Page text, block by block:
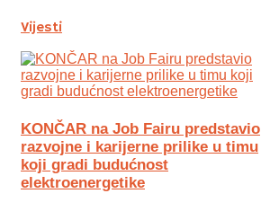
Vijesti
KONČAR na Job Fairu predstavio
razvojne i karijerne prilike u timu
koji gradi budućnost
elektroenergetike